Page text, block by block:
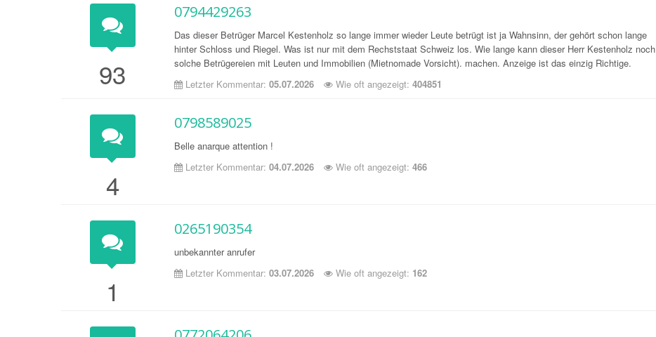
93
0794429263
Das dieser Betrüger Marcel Kestenholz so lange immer wieder Leute betrügt ist ja Wahnsinn, der gehört schon lange
hinter Schloss und Riegel. Was ist nur mit dem Rechststaat Schweiz los. Wie lange kann dieser Herr Kestenholz noch
solche Betrügereien mit Leuten und Immobilien (Mietnomade Vorsicht). machen. Anzeige ist das einzig Richtige.
Letzter Kommentar:05.07.2026 Wie oft angezeigt:404851
4
0798589025
Belle anarque attention !
Letzter Kommentar:04.07.2026 Wie oft angezeigt:466
1
0265190354
unbekannter anrufer
Letzter Kommentar:03.07.2026 Wie oft angezeigt: 162